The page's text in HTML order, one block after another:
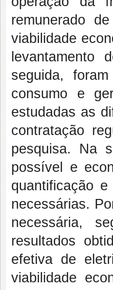
remunerado
viabilidade
levantamento
seguida,
consumo e
estudadas as
contratação
pesquisa. Na
possível e
quantificação
necessárias.
necessária,
resultados
efetiva de
viabilidade